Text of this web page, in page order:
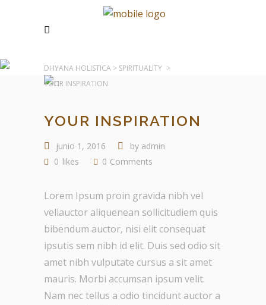
DHYANA HOLISTICA > SPIRITUALITY >
YOUR INSPIRATION
YOUR INSPIRATION
junio 1, 2016 by admin
0 likes 0 Comments
Lorem Ipsum proin gravida nibh vel
veliauctor aliquenean sollicitudiem quis
bibendum auctor, nisi elit consequat
ipsutis sem nibh id elit. Duis sed odio sit
amet nibh vulputate cursus a sit amet
mauris. Morbi accumsan ipsum velit.
Nam nec tellus a odio tincidunt auctor a